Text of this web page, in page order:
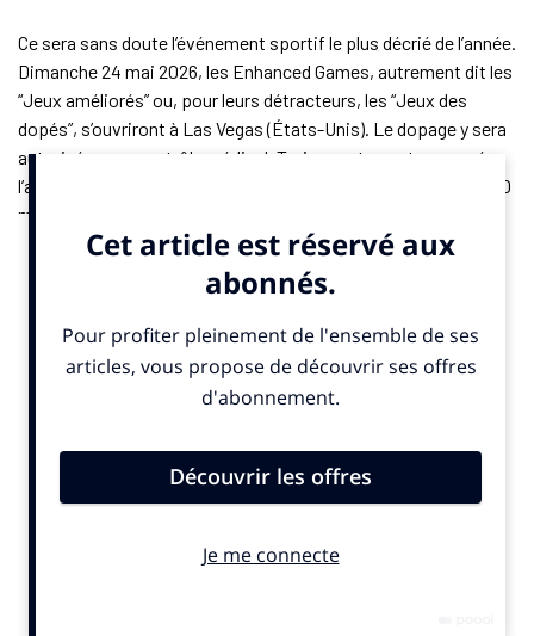
Ce sera sans doute l’événement sportif le plus décrié de l’année.
Dimanche 24 mai 2026, les Enhanced Games, autrement dit les
“Jeux améliorés” ou, pour leurs détracteurs, les “Jeux des
dopés”, s’ouvriront à Las Vegas (États-Unis). Le dopage y sera
autorisé, sous contrôle médical. Trois sports sont annoncés :
l’athlétisme, avec le 100 mètres, la natation, avec des 50 et 100
mètres nage libre et papillon, et la force, autour de
l’haltérophilie. Environ quarante sportifs sont attendus, dont le
Mouhamadou Fall , suspendu depuis avril
2024 pour manquements à ses obligations de localisation.
Pour chaque épreuve, les organisateurs promettent une
dotation de 500 000 dollars (environ 431 200 euros), dont
250 000 dollars (environ 215 600 euros) pour le vainqueur. Des
performances ne seront toutefois reconnues par aucune
fédération internationale. L’enveloppe financière atteint un
monde sur le 100 mètres en athlétisme ou le 50 mètres nage